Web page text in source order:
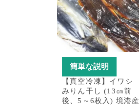
簡単な説明
【真空冷凍】イワシ
みりん干し (13㎝前
後、5～6枚入) 境港産